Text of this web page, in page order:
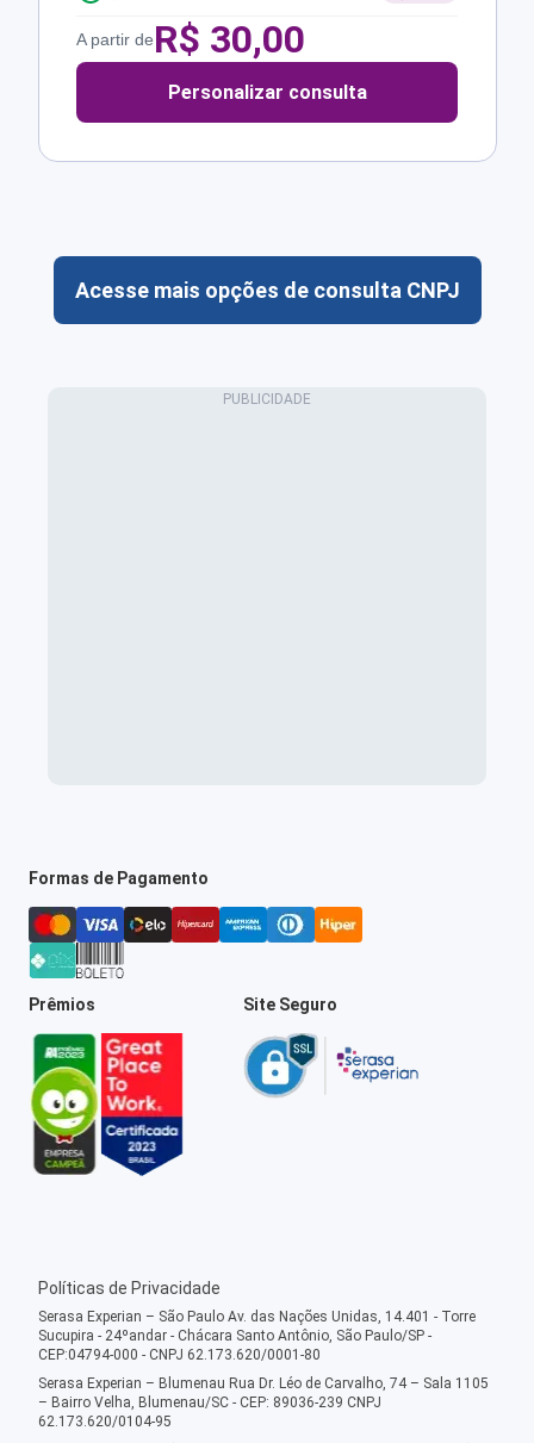
A partir deR$ 30,00
Personalizar consulta
Acesse mais opções de consulta CNPJ
Formas de Pagamento
Prêmios Site Seguro
Políticas de Privacidade
Serasa Experian – São Paulo Av. das Nações Unidas, 14.401 - Torre
Sucupira - 24ºandar - Chácara Santo Antônio, São Paulo/SP -
CEP:04794-000 - CNPJ 62.173.620/0001-80
Serasa Experian – Blumenau Rua Dr. Léo de Carvalho, 74 – Sala 1105
– Bairro Velha, Blumenau/SC - CEP: 89036-239 CNPJ
62.173.620/0104-95